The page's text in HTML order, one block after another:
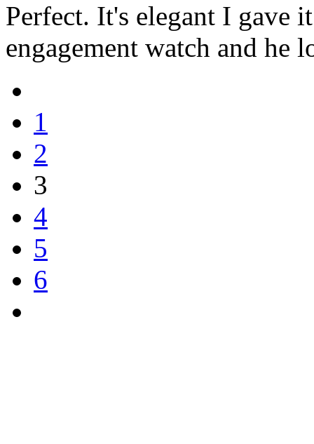
Perfect. It's elegant I gave
engagement watch and he
1
2
3
4
5
6